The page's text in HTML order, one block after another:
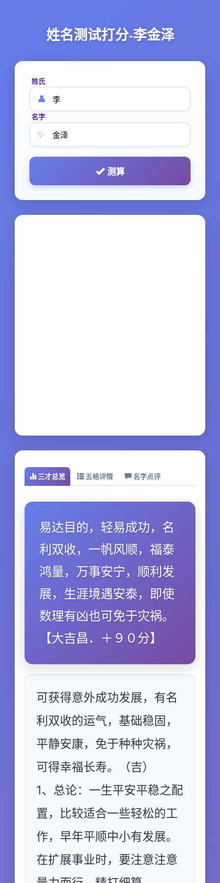
姓名测试打分-李金泽
姓氏
👤
名字
✨
测算
三才总览 五格详情 名字点评
易达目的，轻易成功，名
利双收，一帆风顺，福泰
鸿量，万事安宁，顺利发
展，生涯境遇安泰，即使
数理有凶也可免于灾祸。
【大吉昌．＋９０分】
可获得意外成功发展，有名
利双收的运气，基础稳固，
平静安康，免于种种灾祸，
可得幸福长寿。（吉）
1、总论：一生平安平稳之配
置，比较适合一些轻松的工
作，早年平顺中小有发展。
在扩展事业时，要注意注意